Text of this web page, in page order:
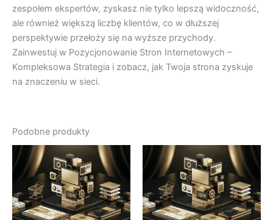
zespołem ekspertów, zyskasz nie tylko lepszą widoczność,
ale również większą liczbę klientów, co w dłuższej
perspektywie przełoży się na wyższe przychody.
Zainwestuj w Pozycjonowanie Stron Internetowych –
Kompleksowa Strategia i zobacz, jak Twoja strona zyskuje
na znaczeniu w sieci.
Podobne produkty